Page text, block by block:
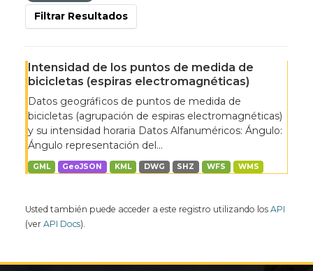
Filtrar Resultados
Intensidad de los puntos de medida de
bicicletas (espiras electromagnéticas)
Datos geográficos de puntos de medida de
bicicletas (agrupación de espiras electromagnéticas)
y su intensidad horaria Datos Alfanuméricos: Ángulo:
Ángulo representación del...
GML GeoJSON KML DWG SHZ WFS WMS
Usted también puede acceder a este registro utilizando los API
(ver API Docs).